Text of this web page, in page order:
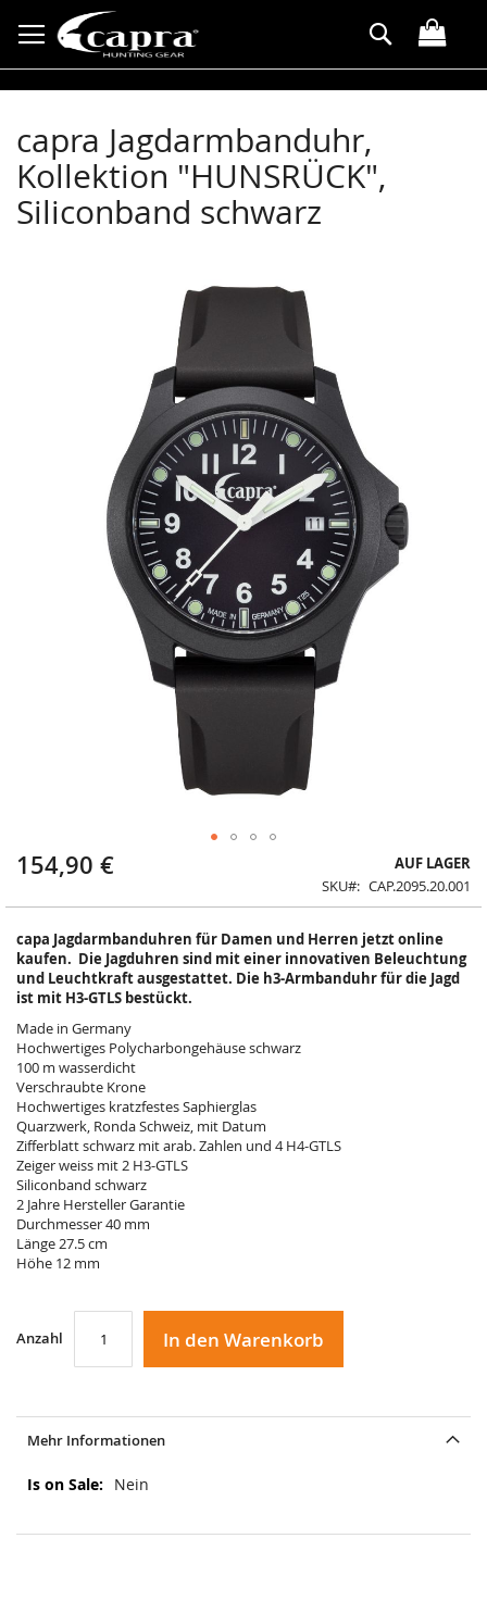
zum
Inhalt
Suche
capra Jagdarmbanduhr,
Kollektion "HUNSRÜCK",
Siliconband schwarz
154,90 €
AUF LAGER
SKU
CAP.2095.20.001
capa Jagdarmbanduhren für Damen und Herren jetzt online
kaufen. Die Jagduhren sind mit einer innovativen Beleuchtung
und Leuchtkraft ausgestattet. Die h3-Armbanduhr für die Jagd
ist mit H3-GTLS bestückt.
Made in Germany
Hochwertiges Polycharbongehäuse schwarz
100 m wasserdicht
Verschraubte Krone
Hochwertiges kratzfestes Saphierglas
Quarzwerk, Ronda Schweiz, mit Datum
Zifferblatt schwarz mit arab. Zahlen und 4 H4-GTLS
Zeiger weiss mit 2 H3-GTLS
Siliconband schwarz
2 Jahre Hersteller Garantie
Durchmesser 40 mm
Länge 27.5 cm
Höhe 12 mm
Anzahl In den Warenkorb
Zum
Anfang
springen
Mehr Informationen
Mehr
Nein